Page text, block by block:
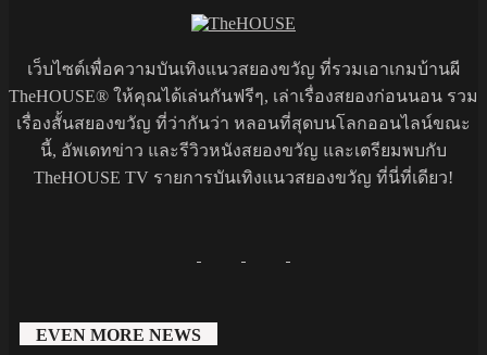
เว็บไซต์เพื่อความบันเทิงแนวสยองขวัญ ที่รวมเอาเกมบ้านผี
TheHOUSE® ให้คุณได้เล่นกันฟรีๆ, เล่าเรื่องสยองก่อนนอน รวม
เรื่องสั้นสยองขวัญ ที่ว่ากันว่า หลอนที่สุดบนโลกออนไลน์ขณะ
นี้, อัพเดทข่าว และรีวิวหนังสยองขวัญ และเตรียมพบกับ
TheHOUSE TV รายการบันเทิงแนวสยองขวัญ ที่นี่ที่เดียว!
EVEN MORE NEWS